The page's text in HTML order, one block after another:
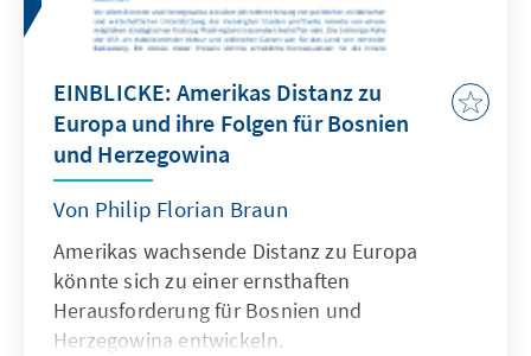
EINBLICKE: Amerikas Distanz zu
Europa und ihre Folgen für Bosnien
und Herzegowina
Von Philip Florian Braun
Amerikas wachsende Distanz zu Europa
könnte sich zu einer ernsthaften
Herausforderung für Bosnien und
Herzegowina entwickeln.